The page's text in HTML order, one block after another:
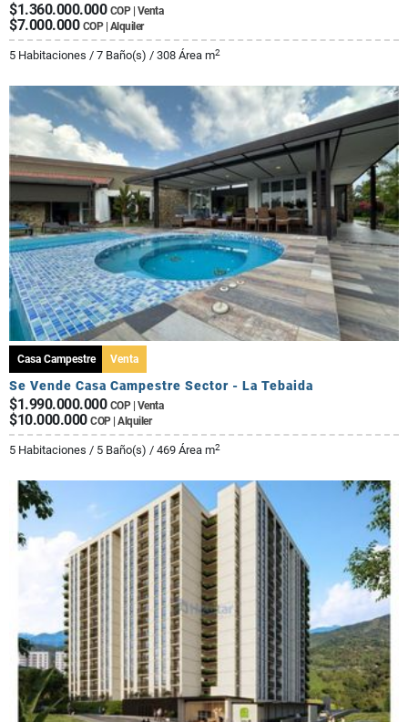
$1.360.000.000 COP | Venta
$7.000.000 COP | Alquiler
5 Habitaciones / 7 Baño(s) / 308 Área m2
Casa Campestre Venta
Se Vende Casa Campestre Sector - La Tebaida
$1.990.000.000 COP | Venta
$10.000.000 COP | Alquiler
5 Habitaciones / 5 Baño(s) / 469 Área m2